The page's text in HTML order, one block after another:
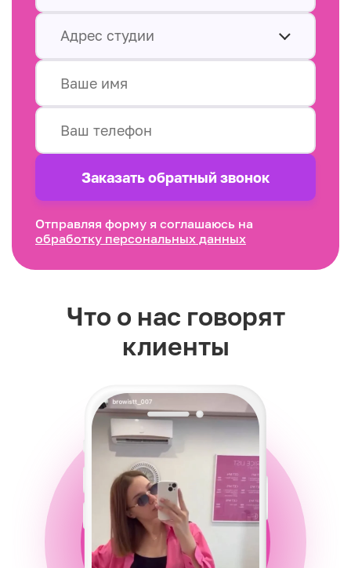
Адрес студии
Заказать обратный звонок
Отправляя форму я соглашаюсь на
обработку персональных данных
Что о нас говорят
клиенты